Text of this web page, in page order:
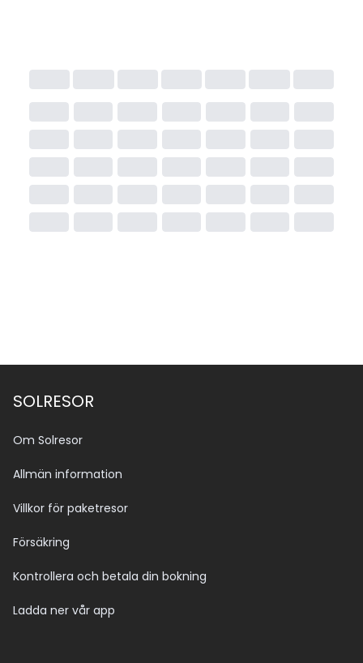
SOLRESOR
Om Solresor
Allmän information
Villkor för paketresor
Försäkring
Kontrollera och betala din bokning
Ladda ner vår app